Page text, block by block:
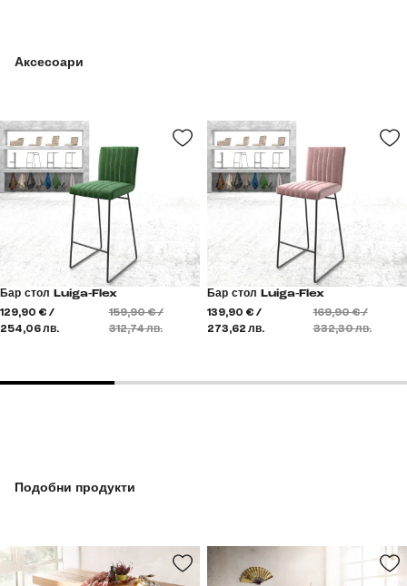
Подобни продукти
Аксесоари
Бар стол Luiga-Flex
129,90 € /
254,06 лв.
159,90 € /
312,74 лв.
Бар стол Luiga-Flex
139,90 € /
273,62 лв.
169,90 € /
332,30 лв.